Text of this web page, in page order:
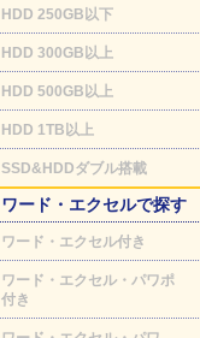
HDD 250GB以下
HDD 300GB以上
HDD 500GB以上
HDD 1TB以上
SSD&HDDダブル搭載
ワード・エクセルで探す
ワード・エクセル付き
ワード・エクセル・パワポ
付き